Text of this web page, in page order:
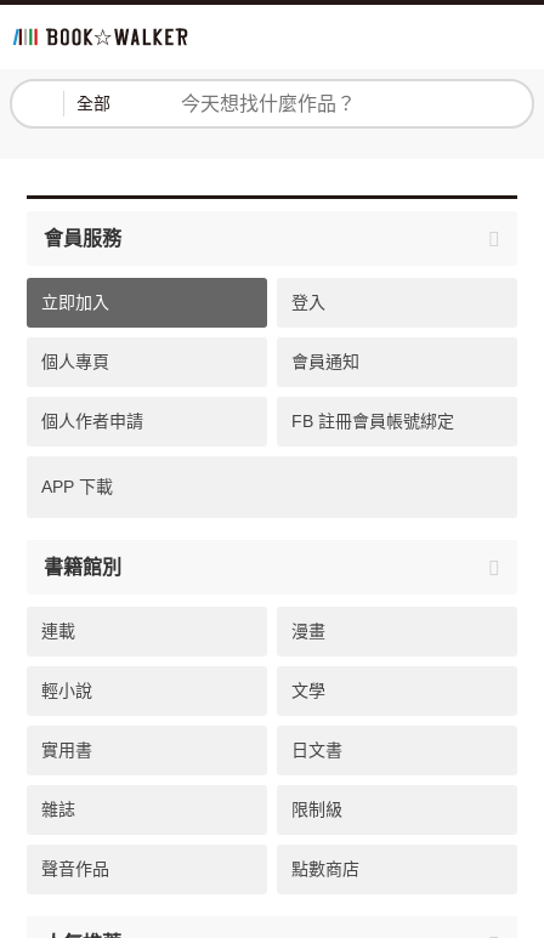
全部 登入 註冊
會員服務
立即加入 登入
個人專頁 會員通知
個人作者申請 FB 註冊會員帳號綁定
APP 下載
書籍館別
連載 漫畫
輕小說 文學
實用書 日文書
雜誌 限制級
聲音作品 點數商店